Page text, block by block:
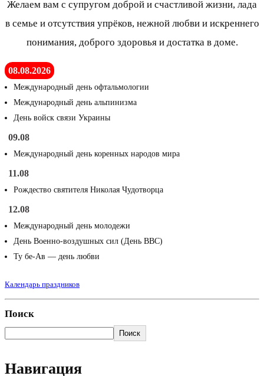
Желаем вам с супругом доброй и счастливой жизни, лада
в семье и отсутствия упрёков, нежной любви и искреннего
понимания, доброго здоровья и достатка в доме.
08.08.2026
Международный день офтальмологии
Международный день альпинизма
День войск связи Украины
09.08
Международный день коренных народов мира
11.08
Рождество святителя Николая Чудотворца
12.08
Международный день молодежи
День Военно-воздушных сил (День ВВС)
Ту бе-Ав — день любви
Календарь праздников
Поиск
Поиск
Навигация